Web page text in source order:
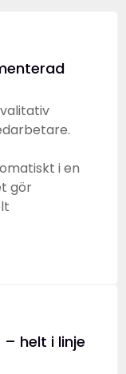
i en
gör
helt i linje